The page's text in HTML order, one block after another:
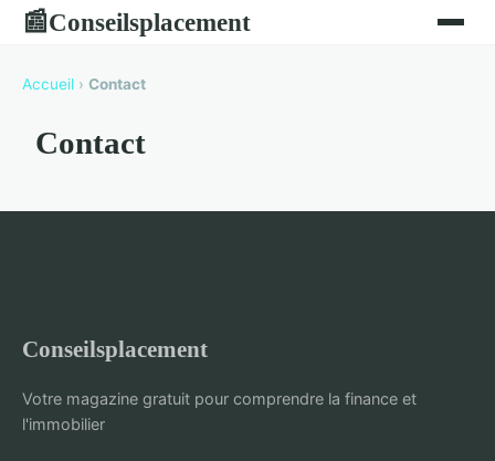
📰Conseilsplacement
Accueil › Contact
Contact
Conseilsplacement
Votre magazine gratuit pour comprendre la finance et
l'immobilier